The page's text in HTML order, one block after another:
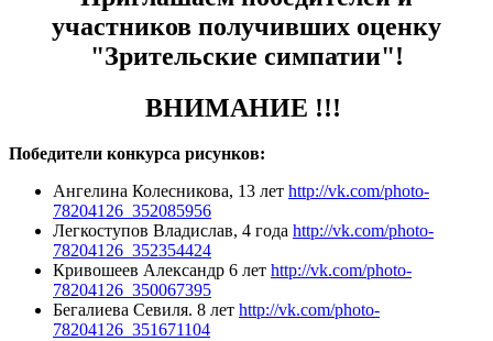
участников получивших оценку
"Зрительские симпатии"!
ВНИМАНИЕ !!!
Победители конкурса рисунков:
Ангелина Колесникова, 13 лет http://vk.com/photo-
78204126_352085956
Легкоступов Владислав, 4 года http://vk.com/photo-
78204126_352354424
Кривошеев Александр 6 лет http://vk.com/photo-
78204126_350067395
Бегалиева Cевиля. 8 лет http://vk.com/photo-
78204126_351671104